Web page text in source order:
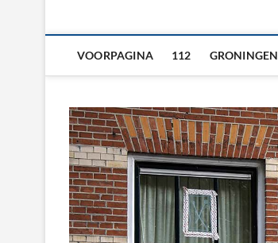
VOORPAGINA 112 GRONINGEN